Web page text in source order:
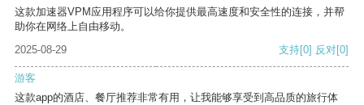
这款加速器VPM应用程序可以给你提供最高速度和安全性的连接，并帮
助你在网络上自由移动。
2025-08-29
支持[0] 反对[0]
游客
这款app的酒店、餐厅推荐非常有用，让我能够享受到高品质的旅行体